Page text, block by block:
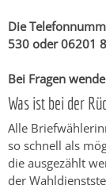
Die
530 oder 06201
Bei Fragen
Was ist bei der
Alle
so schnell als
die ausgezählt
der